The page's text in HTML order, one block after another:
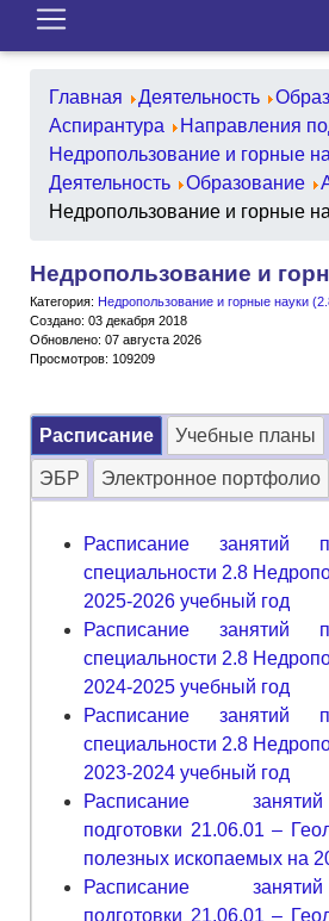
Главная Деятельность
Аспирантура
Направления
Недропользование и горные
Деятельность
Образование
Недропользование и горные
Недропользование и
Категория: Недропользование и горные науки
Создано: 03 декабря 2018
Обновлено: 07 августа 2026
Просмотров: 109209
Расписание Учебные планы
ЭБР Электронное портфолио
Расписание занятий
специальности 2.8
2025-2026 учебный год
Расписание занятий
специальности 2.8
2024-2025 учебный год
Расписание занятий
специальности 2.8
2023-2024 учебный год
Расписание
подготовки 21.06.01 –
полезных ископаемых на
Расписание
подготовки 21.06.01 –